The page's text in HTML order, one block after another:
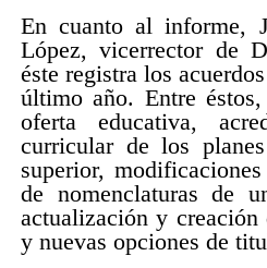
En cuanto al informe,
López, vicerrector de
éste registra los
último año. Entre
oferta educativa,
curricular de los
superior,
de nomenclaturas de
actualización y creación
y nuevas opciones de